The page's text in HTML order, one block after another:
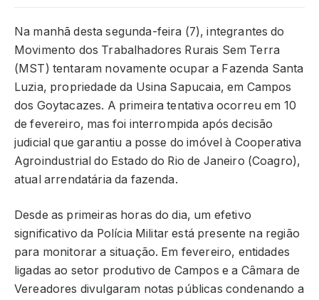
Na manhã desta segunda-feira (7), integrantes do
Movimento dos Trabalhadores Rurais Sem Terra
(MST) tentaram novamente ocupar a Fazenda Santa
Luzia, propriedade da Usina Sapucaia, em Campos
dos Goytacazes. A primeira tentativa ocorreu em 10
de fevereiro, mas foi interrompida após decisão
judicial que garantiu a posse do imóvel à Cooperativa
Agroindustrial do Estado do Rio de Janeiro (Coagro),
atual arrendatária da fazenda.
Desde as primeiras horas do dia, um efetivo
significativo da Polícia Militar está presente na região
para monitorar a situação. Em fevereiro, entidades
ligadas ao setor produtivo de Campos e a Câmara de
Vereadores divulgaram notas públicas condenando a